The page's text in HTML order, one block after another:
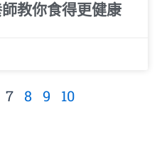
教你食得更健康
7 8 9 10